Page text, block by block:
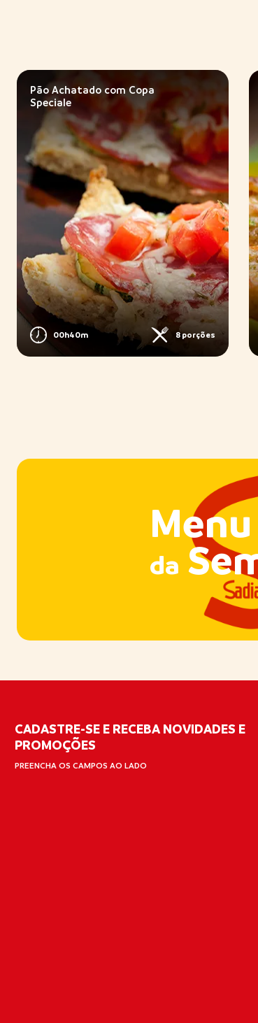
00h40m 8 porções
Pão Achatado com Copa
Speciale
Menu
da
CADASTRE-SE E RECEBA NOVIDADES E
PROMOÇÕES
PREENCHA OS CAMPOS AO LADO